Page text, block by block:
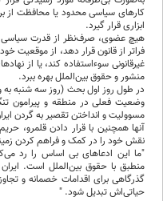
کار‌های سیاسی محدود یا محافظت از
ابزاری قرار گیرد.
هیچ عضوی، صرف‌نظر از قدرت سیاسی
فراتر از قانون قرار دهد، از موقعیت
غیرقانونی سوءاستفاده کند، یا از
منشور و حقوق بین‌الملل بهره ببرد.
در طول روز اول بحث (روز سه شنبه
وضعیت فعلی در منطقه و پیرامون
مسوولیت و انداختن تقصیر به گردن
آنها همچنین با قرار دادن قلمرو،
نقش خود را در کمک و فراهم کردن زمینه
"ما این ادعا‌های بی اساس را رد
منطبق با حقوق بین‌الملل است.
گذرگاهی برای اقدامات خصمانه و
حیاتی‌اش تبدیل شود. "